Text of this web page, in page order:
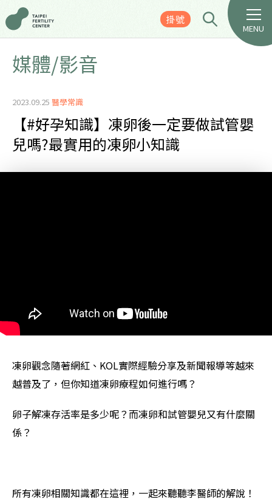
掛號
MENU
媒體/影音
2023.09.25 醫學常識
【#好孕知識】凍卵後一定要做試管嬰
兒嗎?最實用的凍卵小知識
凍卵觀念隨著網紅、KOL實際經驗分享及新聞報導等越來
越普及了，但你知道凍卵療程如何進行嗎？
卵子解凍存活率是多少呢？而凍卵和試管嬰兒又有什麼關
係？
所有凍卵相關知識都在這裡，一起來聽聽李醫師的解說！